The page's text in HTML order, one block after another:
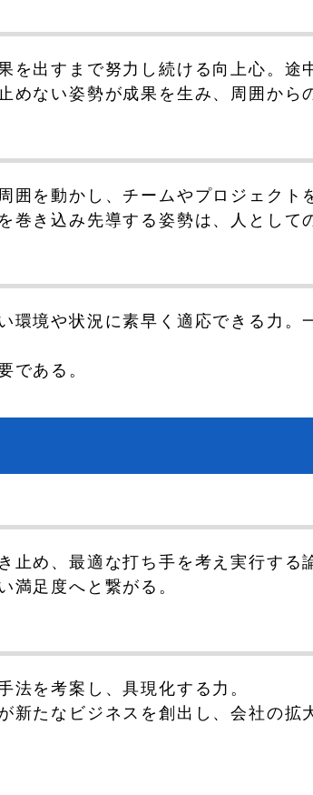
を出すまで努力し続ける向上心。途
めない姿勢が成果を生み、周囲から
囲を動かし、チームやプロジェクト
巻き込み先導する姿勢は、人として
環境や状況に素早く適応できる力。
である。
止め、最適な打ち手を考え実行する
満足度へと繋がる。
法を考案し、具現化する力。
新たなビジネスを創出し、会社の拡